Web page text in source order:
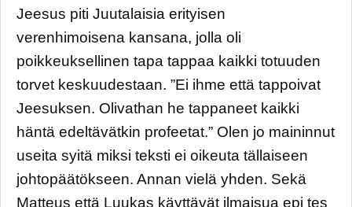
Jeesus piti Juutalaisia erityisen
verenhimoisena kansana, jolla oli
poikkeuksellinen tapa tappaa kaikki totuuden
torvet keskuudestaan. ”Ei ihme että tappoivat
Jeesuksen. Olivathan he tappaneet kaikki
häntä edeltävätkin profeetat.” Olen jo maininnut
useita syitä miksi teksti ei oikeuta tällaiseen
johtopäätökseen. Annan vielä yhden. Sekä
Matteus että Luukas käyttävät ilmaisua epi tes